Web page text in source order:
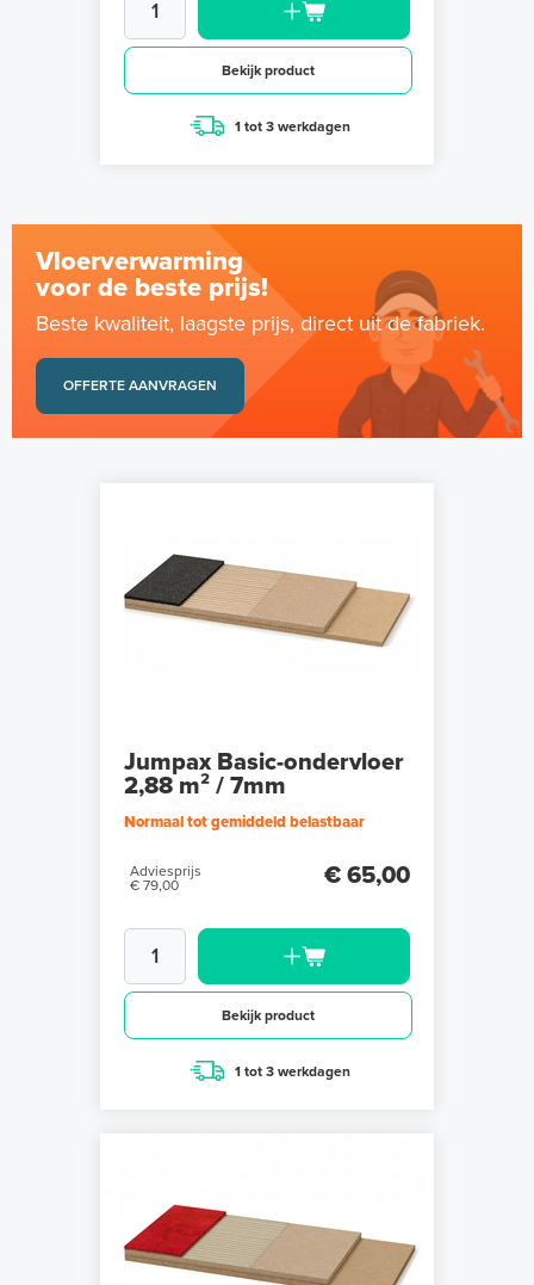
Bekijk product
1 tot 3 werkdagen
Vloerverwarming
voor de beste prijs!
Beste kwaliteit, laagste prijs, direct uit de fabriek.
OFFERTE AANVRAGEN
Jumpax Basic-ondervloer
2,88 m² / 7mm
Normaal tot gemiddeld belastbaar
Adviesprijs
€ 79,00
€ 65,00
Bekijk product
1 tot 3 werkdagen